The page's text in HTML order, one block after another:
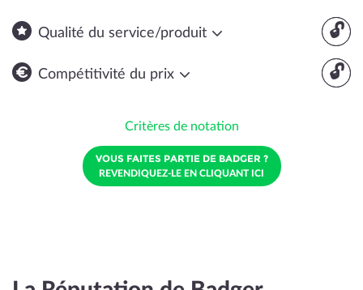
🔓
Qualité du service/produit
🔓
Compétitivité du prix
Critères de notation
VOUS FAITES PARTIE DE BADGER ?
REVENDIQUEZ-LE EN CLIQUANT ICI